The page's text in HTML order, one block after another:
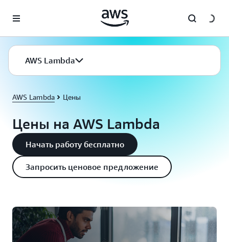
Перейти к главному контенту
AWS Lambda
AWS Lambda Цены
Цены на AWS Lambda
Начать работу бесплатно
Запросить ценовое предложение